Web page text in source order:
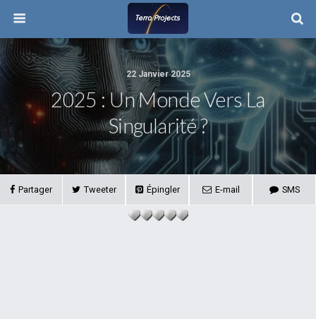
22 Janvier 2025
2025 : Un Monde Vers La
Singularité ?
Partager Tweeter Épingler E-mail SMS